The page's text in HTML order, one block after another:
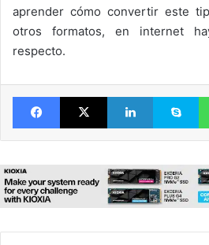
aprender cómo convertir este
otros formatos, en internet
respecto.
FacebookX LinkedIn